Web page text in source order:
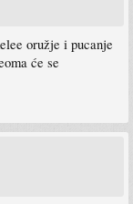
oružje i pucanje
će se